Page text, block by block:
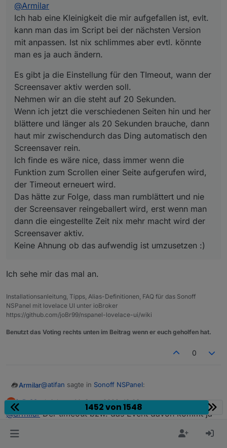
mir zwischendurch das Ding automatisch den
Screensaver rein.
Ich finde es wäre nice, dass immer wenn die Funktion
zum Scrollen einer Seite aufgerufen wird, der Timeout
erneuert wird.
Das hätte zur Folge, dass man rumblättert und nie der
eingestellte Zeit nix mehr macht wird der Screensaver
@Armilar
Ich hab eine Kleinigkeit die mir aufgefallen ist, evlt.
kann man das im Script bei der nächsten Version
mit anpassen. Ist nix schlimmes aber evtl. könnte
man es ja auch ändern.
Es gibt ja die Einstellung für den TImeout, wann der
Screensaver aktiv werden soll.
Nehmen wir an die steht auf 20 Sekunden.
Wenn ich jetzt die verschiedenen Seiten hin und her
blättere und länger als 20 Sekunden brauche, dann
haut mir zwischendurch das Ding automatisch den
Screensaver rein.
Ich finde es wäre nice, dass immer wenn die
Funktion zum Scrollen einer Seite aufgerufen wird,
der Timeout erneuert wird.
Das hätte zur Folge, dass man rumblättert und nie
der Screensaver reingeballert wird, erst wenn man
dann die eingestellte Zeit nix mehr macht wird der
Screensaver aktiv.
Keine Ahnung ob das aufwendig ist umzusetzen :)
Ich sehe mir das mal an.
Installationsanleitung, Tipps, Alias-Definitionen, FAQ für das Sonoff
NSPanel mit lovelace UI unter ioBroker
https://github.com/joBr99/nspanel-lovelace-ui/wiki
Benutzt das Voting rechts unten im Beitrag wenn er euch geholfen hat.
0
Armilar@atifan sagte in Sonoff NSPanel:
evlt. kann man das im Script bei der nächsten
J
Offline
joBr99schrieb am14. Sept. 2022, 19:03
zuletzt editiert von
@armilarDer timeout bzw. das Event davon kommt ja
dran machen, allerdings sollte der counter für den
1452 von 1548